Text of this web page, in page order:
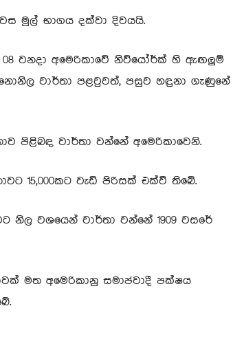
මුල් භාගය දක්වා දිවයයි.
08 වනදා අමෙරිකාවේ නිව්යෝර්ක් හි ඇඟලුම්
වාර්තා පළවුවත්, පසුව හඳුනා ගැණුනේ
පිළිබඳ වාර්තා වන්නේ අමෙරිකාවෙනි.
15,000කට වැඩි පිරිසක් එක්වී තිබේ.
වශයෙන් වාර්තා වන්නේ 1909 වසරේ
මත අමෙරිකානු සමාජවාදී පක්ෂය